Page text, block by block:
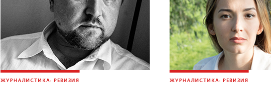
ЖУРНАЛИСТИКА: РЕВИЗИЯ ЖУРНАЛИСТИКА: РЕВИЗИЯ